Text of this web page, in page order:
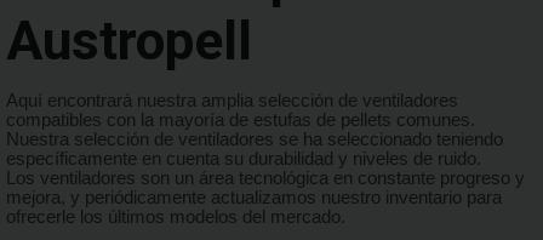
Austropell
Aquí encontrará nuestra amplia selección de ventiladores
compatibles con la mayoría de estufas de pellets comunes.
Nuestra selección de ventiladores se ha seleccionado teniendo
específicamente en cuenta su durabilidad y niveles de ruido.
Los ventiladores son un área tecnológica en constante progreso y
mejora, y periódicamente actualizamos nuestro inventario para
ofrecerle los últimos modelos del mercado.